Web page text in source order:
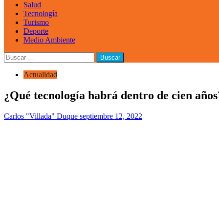
Salud
Tecnología
Turismo
Deporte
Medio Ambiente
Buscar:
Actualidad
¿Qué tecnología habrá dentro de cien
Carlos "Villada" Duque septiembre 12, 2022